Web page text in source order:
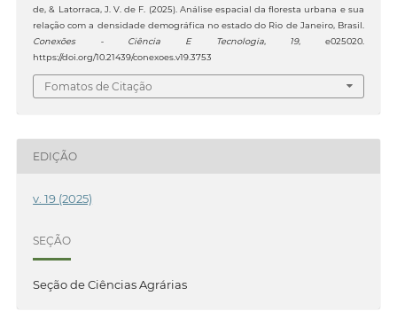
de, & Latorraca, J. V. de F. (2025). Análise espacial da floresta urbana e sua
relação com a densidade demográfica no estado do Rio de Janeiro, Brasil.
Conexões - Ciência E Tecnologia, 19, e025020.
https://doi.org/10.21439/conexoes.v19.3753
Fomatos de Citação
EDIÇÃO
v. 19 (2025)
SEÇÃO
Seção de Ciências Agrárias